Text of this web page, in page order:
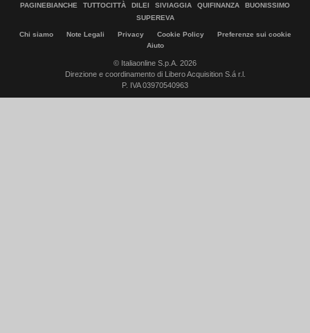
PAGINEBIANCHE
TUTTOCITTÀ DILEI SIVIAGGIA QUIFINANZA
BUONISSIMO
SUPEREVA
Chi siamo Note Legali Privacy Cookie Policy
Preferenze sui cookie
Aiuto
© Italiaonline S.p.A. 2026
Direzione e coordinamento di Libero Acquisition S.á r.l.
P. IVA 03970540963